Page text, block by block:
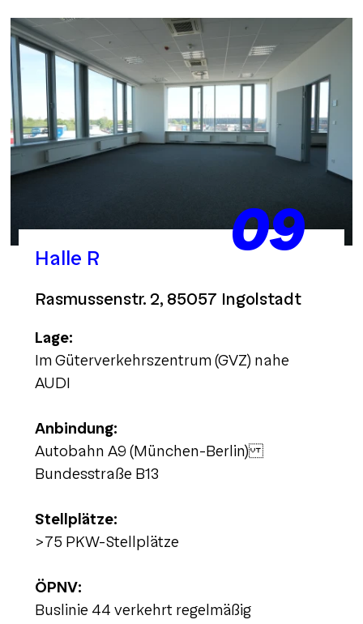
09
Halle R
Rasmussenstr. 2, 85057 Ingolstadt
Lage:
Im Güterverkehrszentrum (GVZ) nahe
AUDI
Anbindung:
Autobahn A9 (München-Berlin)
Bundesstraße B13
Stellplätze:
>75 PKW-Stellplätze
ÖPNV:
Buslinie 44 verkehrt regelmäßig